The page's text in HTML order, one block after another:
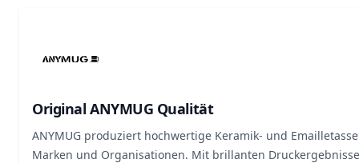
Original ANYMUG Qualität
ANYMUG produziert hochwertige Keramik- und
Marken und Organisationen. Mit brillanten